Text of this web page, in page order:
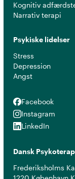
Kognitiv
Narrativ terapi
Psykiske lidelser
Stress
Depression
Angst
Facebook
Facebook
Instagram
Instagram
LinkedIn
LinkedIn
Dansk
Frederiksholms